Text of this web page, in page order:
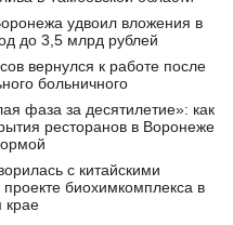
удвоил вложения в
до 3,5 млрд рублей
вернулся к работе после
больничного
фаза за десятилетие»: как
ресторанов в Воронеже
с китайскими
биохимкомплекса в
крае